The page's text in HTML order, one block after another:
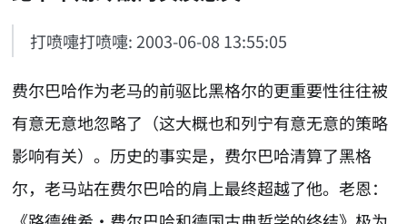
打喷嚏打喷嚏: 2003-06-08 13:55:05
费尔巴哈作为老马的前驱比黑格尔的更重要性往往被
有意无意地忽略了（这大概也和列宁有意无意的策略
影响有关）。历史的事实是，费尔巴哈清算了黑格
尔，老马站在费尔巴哈的肩上最终超越了他。老恩：